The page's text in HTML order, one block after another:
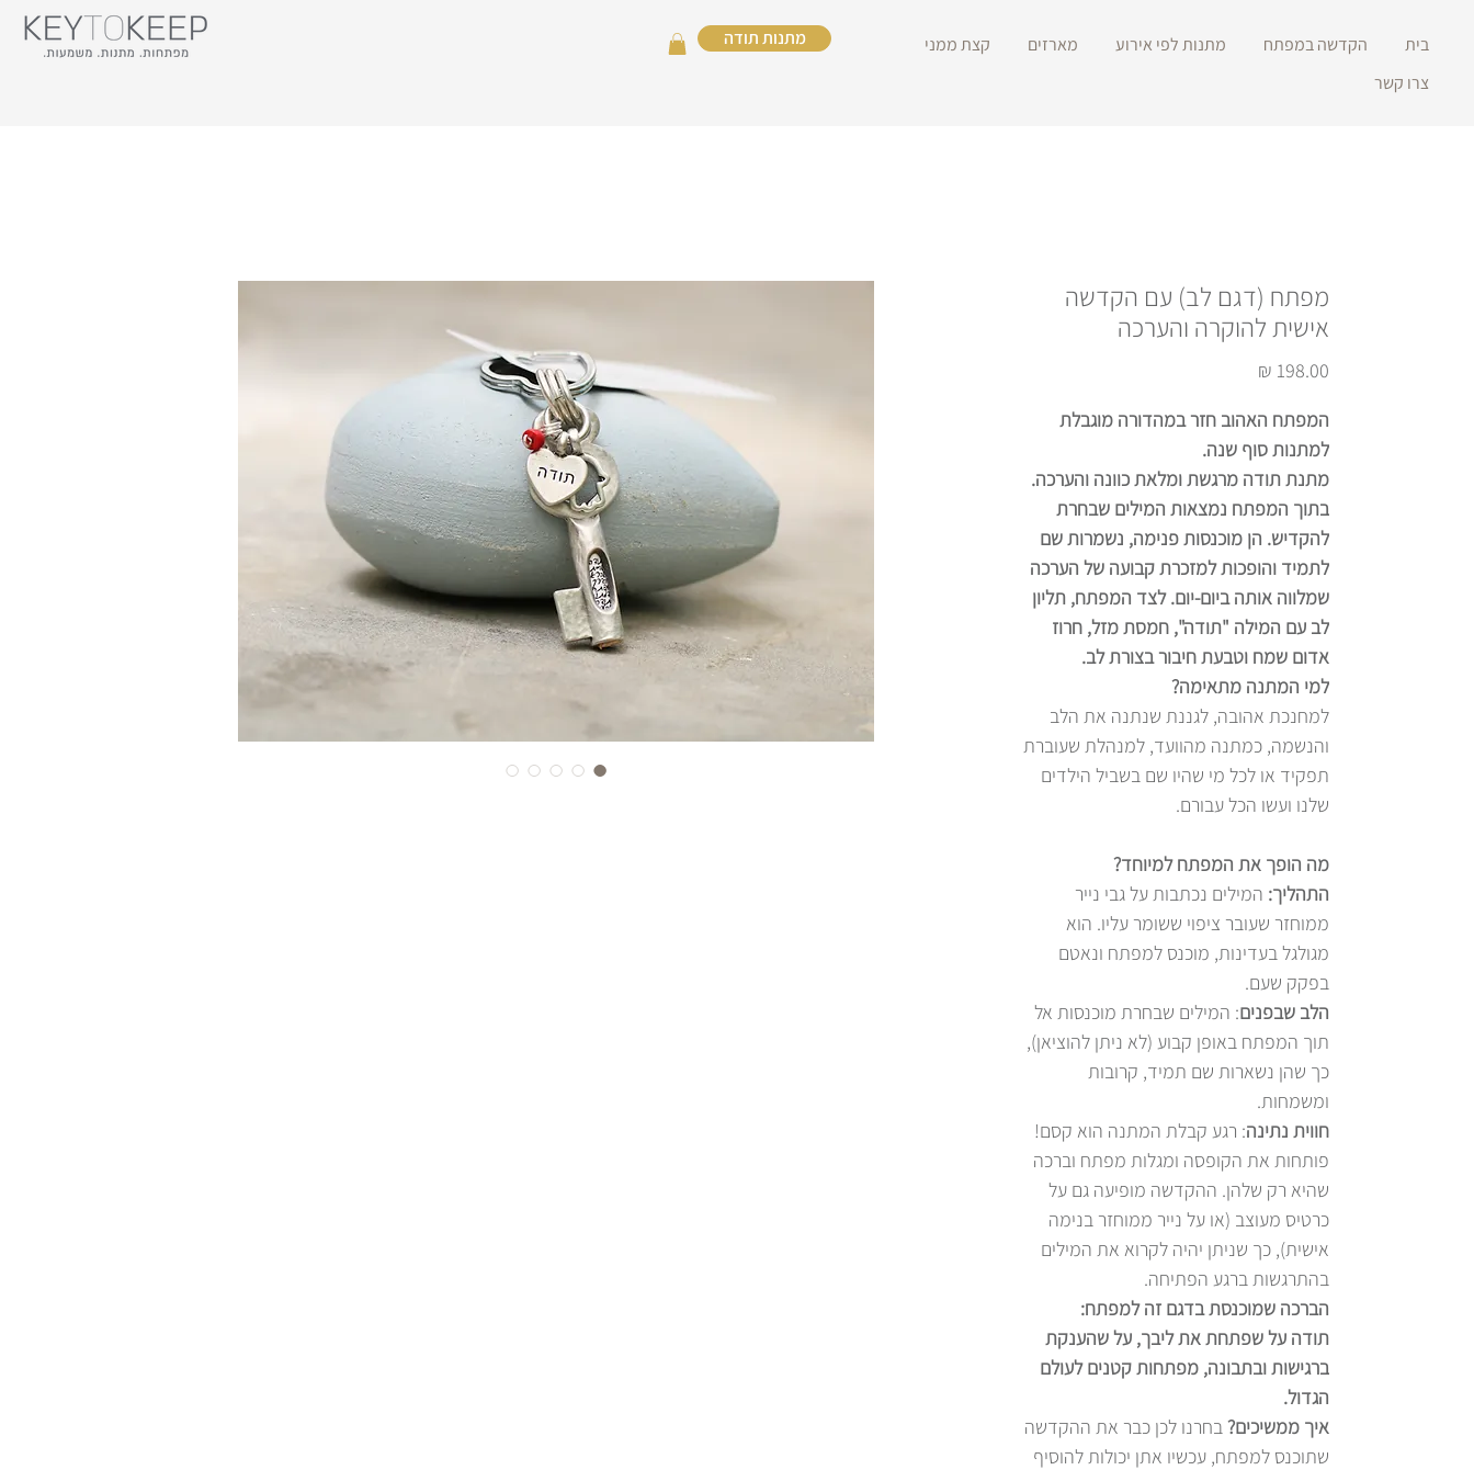
מתנות תודה בית הקדשה במפתח מתנות לפי אירוע מארזים
קצת ממני
צרו קשר
מפתח (דגם לב) עם הקדשה
אישית להוקרה והערכה
המפתח האהוב חזר במהדורה מוגבלת
למתנות סוף שנה.
מתנת תודה מרגשת ומלאת כוונה והערכה.
בתוך המפתח נמצאות המילים שבחרת
להקדיש. הן מוכנסות פנימה, נשמרות שם
לתמיד והופכות למזכרת קבועה של הערכה
שמלווה אותה ביום-יום. לצד המפתח, תליון
לב עם המילה "תודה", חמסת מזל, חרוז
אדום שמח וטבעת חיבור בצורת לב.
למי המתנה מתאימה?
למחנכת אהובה, לגננת שנתנה את הלב
והנשמה, כמתנה מהוועד, למנהלת שעוברת
תפקיד או לכל מי שהיו שם בשביל הילדים
שלנו ועשו הכל עבורם.
מה הופך את המפתח למיוחד?
התהליך: המילים נכתבות על גבי נייר
ממוחזר שעובר ציפוי ששומר עליו. הוא
מגולגל בעדינות, מוכנס למפתח ונאטם
בפקק שעם.
הלב שבפנים: המילים שבחרת מוכנסות אל
תוך המפתח באופן קבוע (לא ניתן להוציאן),
כך שהן נשארות שם תמיד, קרובות
ומשמחות.
חווית נתינה: רגע קבלת המתנה הוא קסם!
פותחות את הקופסה ומגלות מפתח וברכה
שהיא רק שלהן. ההקדשה מופיעה גם על
כרטיס מעוצב (או על נייר ממוחזר בנימה
אישית), כך שניתן יהיה לקרוא את המילים
בהתרגשות ברגע הפתיחה.
הברכה שמוכנסת בדגם זה למפתח:
תודה על שפתחת את ליבך, על שהענקת
ברגישות ובתבונה, מפתחות קטנים לעולם
הגדול.
איך ממשיכים?בחרנו לכן כבר את ההקדשה
שתוכנס למפתח, עכשיו אתן יכולות להוסיף